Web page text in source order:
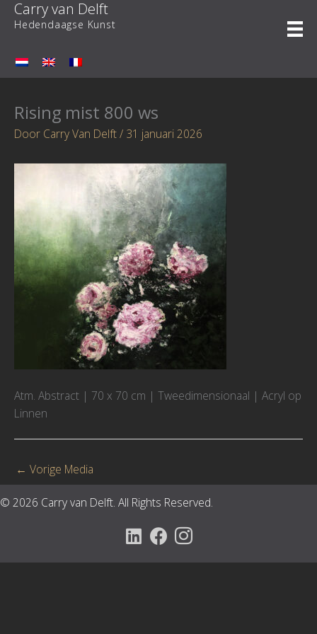
naar
inhoud
Carry van Delft
Hedendaagse Kunst
Rising mist 800 ws
Door Carry Van Delft/ 31 januari 2026
Atm. Abstract | 70 x 70 cm | Tweedimensionaal | Acryl op
Linnen
← Vorige Media
© 2026 Carry van Delft. All Rights Reserved.